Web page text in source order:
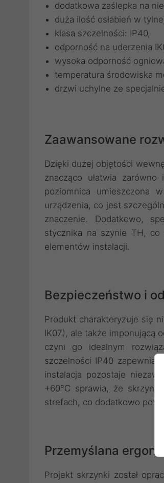
dodatkowa zaślepka na
duża ilość osłabień w
klasa szczelności: IP40,
odporność na uderzenia
wysoka odporność
temperatura środowiska
drzwi uchylne ze
Zaawansowane
Dzięki dużej objętości
znacząco ułatwia
poziomnica umieszczona
urządzenia, co jest
znaczenie. Dodatkowo,
stycznika na szynie TH, co
elementów instalacji.
Bezpieczeństwo i
Produkt charakteryzuje się
IK07), ale także imponującą
czyni go idealnym
szczelności IP40 zapewnia
instalacja pozostaje
+60°C sprawia, że
strefach, co dodatkowo
Przemyślana
Projekt skrzynki został